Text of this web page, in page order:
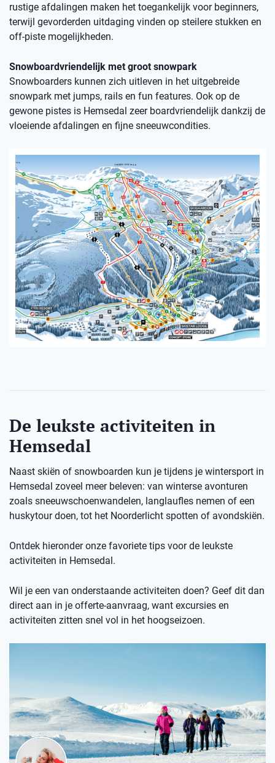
rustige afdalingen maken het toegankelijk voor beginners,
terwijl gevorderden uitdaging vinden op steilere stukken en
off-piste mogelijkheden.
Snowboardvriendelijk met groot snowpark
Snowboarders kunnen zich uitleven in het uitgebreide
snowpark met jumps, rails en fun features. Ook op de
gewone pistes is Hemsedal zeer boardvriendelijk dankzij de
vloeiende afdalingen en fijne sneeuwcondities.
De leukste activiteiten in
Hemsedal
Naast skiën of snowboarden kun je tijdens je wintersport in
Hemsedal zoveel meer beleven: van winterse avonturen
zoals sneeuwschoenwandelen, langlaufles nemen of een
huskytour doen, tot het Noorderlicht spotten of avondskiën.
Ontdek hieronder onze favoriete tips voor de leukste
activiteiten in Hemsedal.
Wil je een van onderstaande activiteiten doen? Geef dit dan
direct aan in je offerte-aanvraag, want excursies en
activiteiten zitten snel vol in het hoogseizoen.